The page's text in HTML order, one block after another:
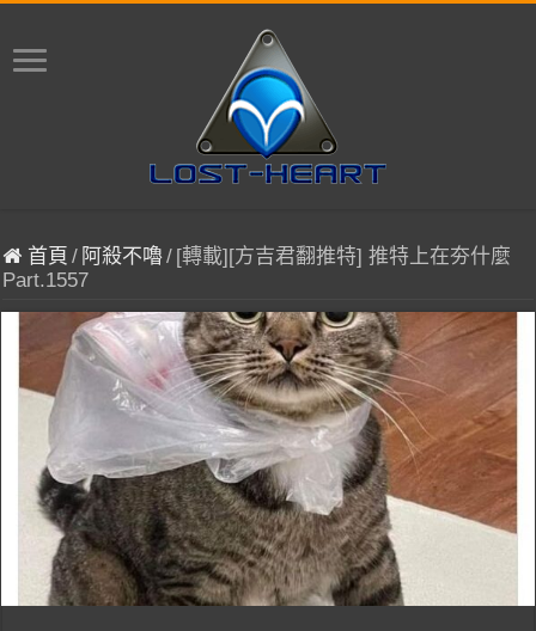
首頁 / 阿殺不嚕/ [轉載][方吉君翻推特] 推特上在夯什麼
Part.1557